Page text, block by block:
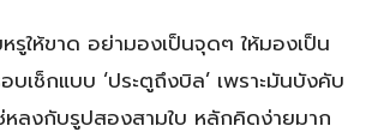
รูให้ขาด อย่ามองเป็นจุดๆ ให้มองเป็น
บเช็กแบบ ‘ประตูถึงบิล’ เพราะมันบังคับ
หลงกับรูปสองสามใบ หลักคิดง่ายมาก